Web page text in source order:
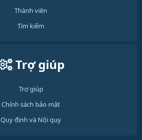
Thành viên
Tìm kiếm
Trợ giúp
Trợ giúp
Chính sách bảo mật
Quy định và Nội quy